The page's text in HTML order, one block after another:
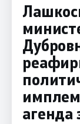
агенда